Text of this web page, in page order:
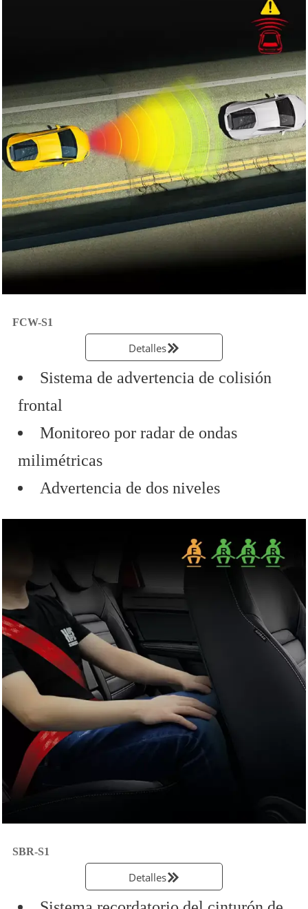
FCW-S1
Detalles
Sistema de advertencia de colisión
frontal
Monitoreo por radar de ondas
milimétricas
Advertencia de dos niveles
SBR-S1
Detalles